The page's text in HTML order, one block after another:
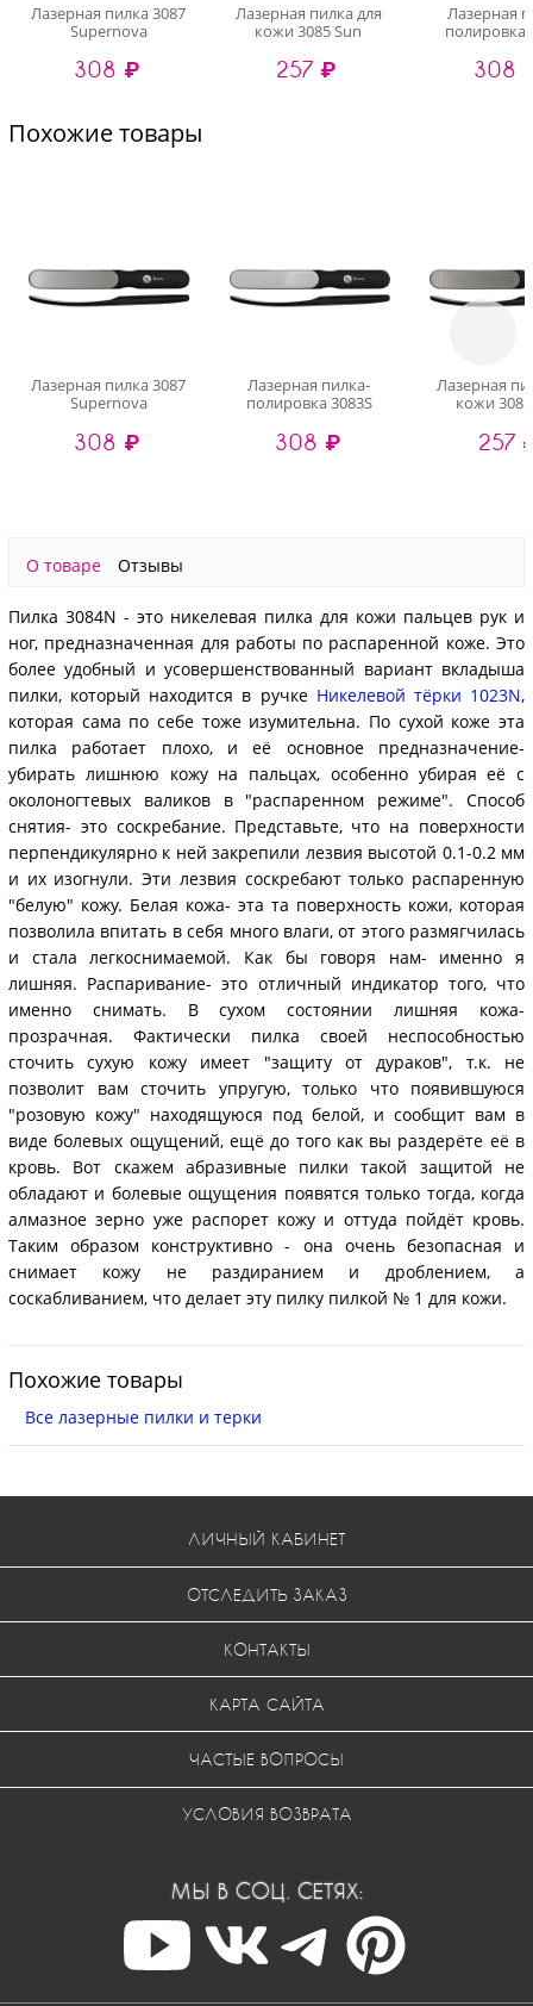
Лазерная пилка 3087
Supernova
308 ₽
Лазерная пилка для
кожи 3085 Sun
257 ₽
Лазерная
полировка
308
Похожие товары
Лазерная пилка 3087
Supernova
308 ₽
Лазерная пилка-
полировка 3083S
308 ₽
Лазерная
кожи
257
О товаре Отзывы
Пилка 3084N - это никелевая пилка для кожи пальцев рук и
ног, предназначенная для работы по распаренной коже. Это
более удобный и усовершенствованный вариант вкладыша
пилки, который находится в ручке Никелевой тёрки 1023N,
которая сама по себе тоже изумительна. По сухой коже эта
пилка работает плохо, и её основное предназначение-
убирать лишнюю кожу на пальцах, особенно убирая её с
околоногтевых валиков в "распаренном режиме". Способ
снятия- это соскребание. Представьте, что на поверхности
перпендикулярно к ней закрепили лезвия высотой 0.1-0.2 мм
и их изогнули. Эти лезвия соскребают только распаренную
"белую" кожу. Белая кожа- эта та поверхность кожи, которая
позволила впитать в себя много влаги, от этого размягчилась
и стала легкоснимаемой. Как бы говоря нам- именно я
лишняя. Распаривание- это отличный индикатор того, что
именно снимать. В сухом состоянии лишняя кожа-
прозрачная. Фактически пилка своей неспособностью
сточить сухую кожу имеет "защиту от дураков", т.к. не
позволит вам сточить упругую, только что появившуюся
"розовую кожу" находящуюся под белой, и сообщит вам в
виде болевых ощущений, ещё до того как вы раздерёте её в
кровь. Вот скажем абразивные пилки такой защитой не
обладают и болевые ощущения появятся только тогда, когда
алмазное зерно уже распорет кожу и оттуда пойдёт кровь.
Таким образом конструктивно - она очень безопасная и
снимает кожу не раздиранием и дроблением, а
соскабливанием, что делает эту пилку пилкой № 1 для кожи.
Похожие товары
Все лазерные пилки и терки
ЛИЧНЫЙ КАБИНЕТ
ОТСЛЕДИТЬ ЗАКАЗ
КОНТАКТЫ
КАРТА САЙТА
ЧАСТЫЕ ВОПРОСЫ
УСЛОВИЯ ВОЗВРАТА
МЫ В СОЦ. СЕТЯХ: